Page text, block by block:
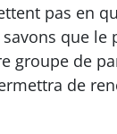
pas en
que le
groupe de
de